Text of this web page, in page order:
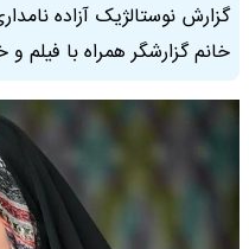
گزارش نوستالژیک آزاده
خانم گزارشگر همراه با فیلم